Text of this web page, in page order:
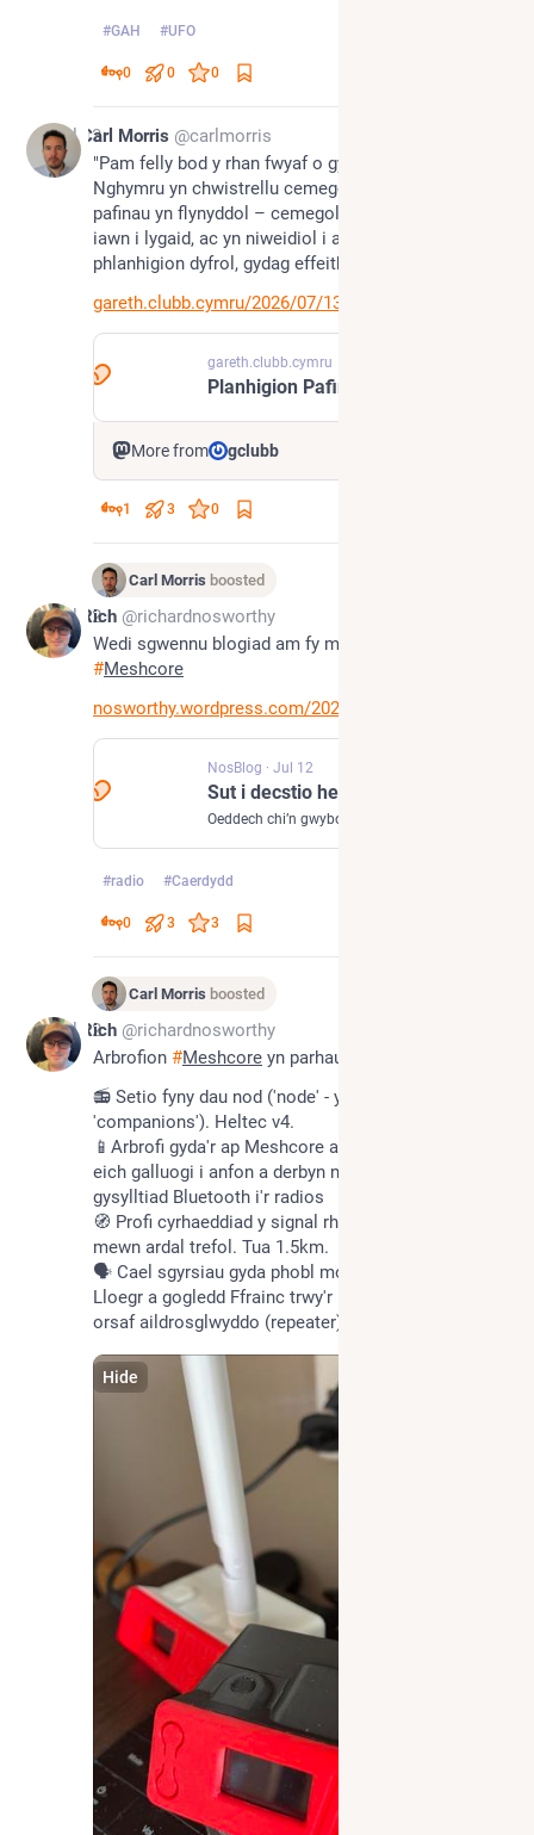
#GAH #UFO
0 0 0
Jul 13Carl Morris @carlmorris
"Pam felly bod y rhan fwyaf o gynghorau yng
Nghymru yn chwistrellu cemegolion chwynladd ar y
pafinau yn flynyddol – cemegolion sy’n “niweidiol
iawn i lygaid, ac yn niweidiol i anifeiliaid a
phlanhigion dyfrol, gydag effeithiau hir-dymor“?"
gareth.clubb.cymru/2026/07/13/
gareth.clubb.cymru
Planhigion Pafin – Naturiaethwr
More from gclubb
1 3 0
Carl Morris boosted
Jul 12Rich @richardnosworthy
#Meshcore
nosworthy.wordpress.com/2026/0
NosBlog · Jul 12
#radio #Caerdydd
0 3 3
Carl Morris boosted
Jul 12Rich @richardnosworthy
Arbrofion #Meshcore yn parhau. Erbyn hyn dwi wedi:
📻 Setio fyny dau nod ('node' - y radios bach neu
'companions'). Heltec v4.
📱Arbrofi gyda'r ap Meshcore ar iOS. Mae hen yn
eich galluogi i anfon a derbyn negeseuon trwy
gysylltiad Bluetooth i'r radios
🧭 Profi cyrhaeddiad y signal rhwng dau ddyfais
mewn ardal trefol. Tua 1.5km.
🗣️ Cael sgyrsiau gyda phobl mor bell a dwyrain
Lloegr a gogledd Ffrainc trwy'r mesh, gan gysylltu â'r
orsaf aildrosglwyddo (repeater) 'Cardiff West'
Hide